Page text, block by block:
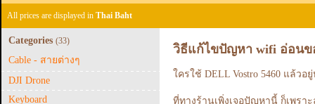
All prices are displayed in Thai Baht
Categories (33)
Cable - สายต่างๆ
DJI Drone
Keyboard
วิธีแก้ไขปัญหา wifi อ่อนข
ใครใช้ DELL Vostro 5460 แล้ว
ที่ทางร้านเพิ่งเจอปัญหานี้ ก็เพรา